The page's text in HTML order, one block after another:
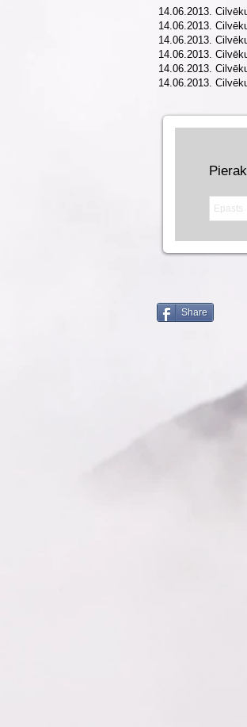
14.06.2013.
14.06.2013.
14.06.2013.
14.06.2013.
14.06.2013.
14.06.2013.
Share